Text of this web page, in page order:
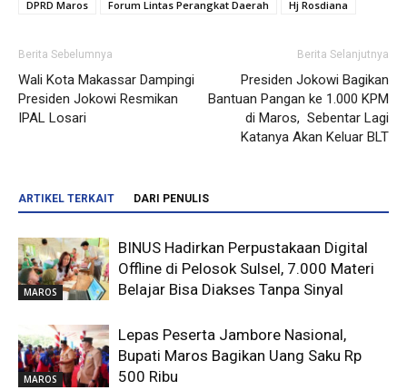
DPRD Maros
Forum Lintas Perangkat Daerah Hj Rosdiana
Berita Sebelumnya
Wali Kota Makassar Dampingi
Presiden Jokowi Resmikan
IPAL Losari
Berita Selanjutnya
Presiden Jokowi Bagikan
Bantuan Pangan ke 1.000 KPM
di Maros, Sebentar Lagi
Katanya Akan Keluar BLT
ARTIKEL TERKAIT DARI PENULIS
MAROS
BINUS Hadirkan Perpustakaan Digital
Offline di Pelosok Sulsel, 7.000 Materi
Belajar Bisa Diakses Tanpa Sinyal
MAROS
Lepas Peserta Jambore Nasional,
Bupati Maros Bagikan Uang Saku Rp
500 Ribu